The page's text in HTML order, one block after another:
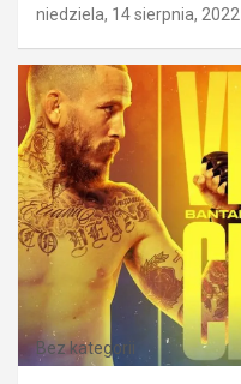
niedziela, 14 sierpnia, 2022
Bez kategorii